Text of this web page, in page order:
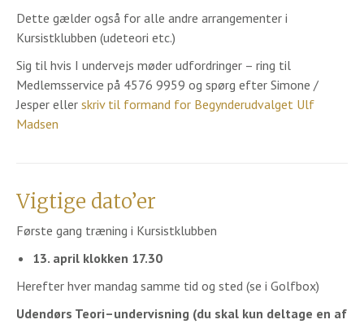
Dette gælder også for alle andre arrangementer i
Kursistklubben (udeteori etc.)
Sig til hvis I undervejs møder udfordringer – ring til
Medlemsservice på 4576 9959 og spørg efter Simone /
Jesper eller skriv til formand for Begynderudvalget Ulf
Madsen
Vigtige dato’er
Første gang træning i Kursistklubben
13. april klokken 17.30
Herefter hver mandag samme tid og sted (se i Golfbox)
Udendørs Teori–undervisning (du skal kun deltage en af